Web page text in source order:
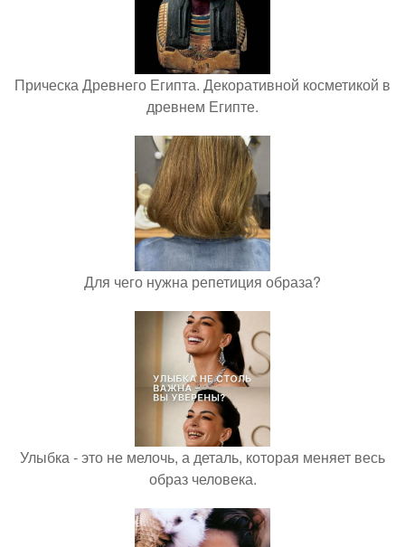
Прическа Древнего Египта. Декоративной косметикой в
древнем Египте.
Для чего нужна репетиция образа?
Улыбка - это не мелочь, а деталь, которая меняет весь
образ человека.